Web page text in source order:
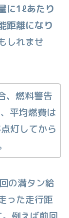
に1ℓあたり
距離になり
しれませ
、燃料警告
平均燃費は
灯してから
の満タン給
った走行距